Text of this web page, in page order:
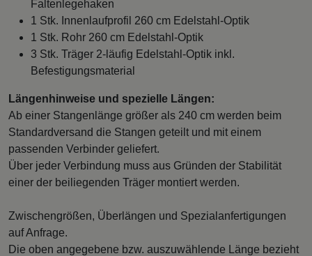
Faltenlegehaken
1 Stk. Innenlaufprofil 260 cm Edelstahl-Optik
1 Stk. Rohr 260 cm Edelstahl-Optik
3 Stk. Träger 2-läufig Edelstahl-Optik inkl.
Befestigungsmaterial
Längenhinweise und spezielle Längen:
Ab einer Stangenlänge größer als 240 cm werden beim
Standardversand die Stangen geteilt und mit einem
passenden Verbinder geliefert.
Über jeder Verbindung muss aus Gründen der Stabilität
einer der beiliegenden Träger montiert werden.
Zwischengrößen, Überlängen und Spezialanfertigungen
auf Anfrage.
Die oben angegebene bzw. auszuwählende Länge bezieht